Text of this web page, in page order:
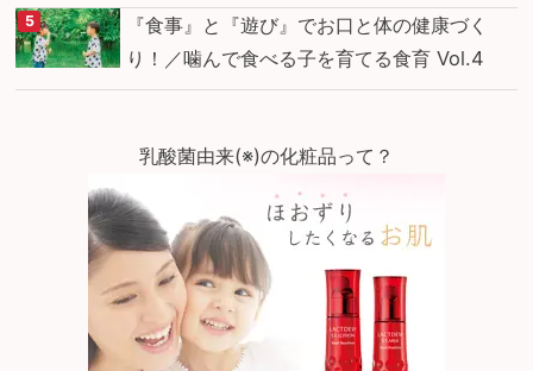
『食事』と『遊び』でお口と体の健康づく
り！／噛んで食べる子を育てる食育 Vol.4
乳酸菌由来(※)の化粧品って？